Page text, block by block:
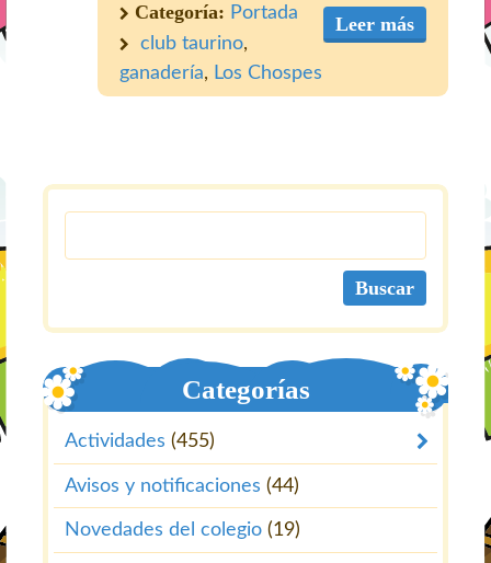
Leer más
Categoría: Portada
club taurino,
ganadería, Los Chospes
Categorías
Actividades (455)
Avisos y notificaciones (44)
Novedades del colegio (19)